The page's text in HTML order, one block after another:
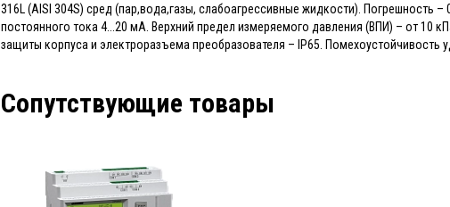
316L (AISI 304S) сред (пар,вода,газы, слабоагрессивные жидкости). Погрешность
постоянного тока 4...20 мА. Верхний предел измеряемого давления (ВПИ) – от 10
защиты корпуса и электроразъема преобразователя – IP65.
Сопутствующие товары